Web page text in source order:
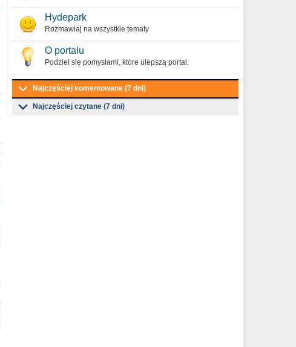
Hydepark
Rozmawiaj na wszystkie tematy
O portalu
Podziel się pomysłami, które ulepszą portal.
Najczęściej komentowane (7 dni)
Najczęściej czytane (7 dni)